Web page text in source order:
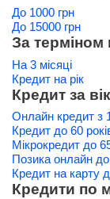
До 1000 грн
До 15000 грн
За терміном
На 3 місяці
Кредит на рік
Кредит за
Онлайн кредит з
Кредит до 60
Мікрокредит до
Позика онлайн до
Кредит на карту
Кредити по